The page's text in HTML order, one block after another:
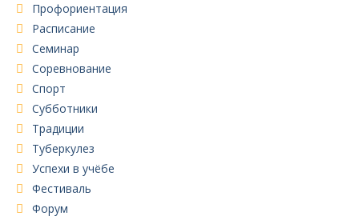
Профориентация
Расписание
Семинар
Соревнование
Спорт
Субботники
Традиции
Туберкулез
Успехи в учёбе
Фестиваль
Форум